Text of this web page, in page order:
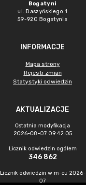
Bogatyni
ul. Daszyńskiego 1
59-920 Bogatynia
INFORMACJE
Mapa strony
Rejestr zmian
Statystyki odwiedzin
AKTUALIZACJE
Ostatnia modyfikacja
2026-08-07 09:42:05
Licznik odwiedzin ogółem
346 862
Licznik odwiedzin w m-cu 2026-
07